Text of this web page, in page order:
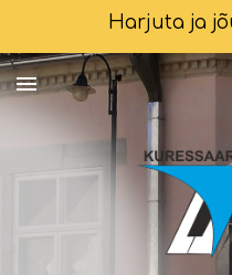
Harjuta ja